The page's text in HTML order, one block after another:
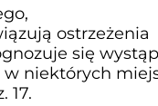
ostrzeżenia
się
w niektórych
17.